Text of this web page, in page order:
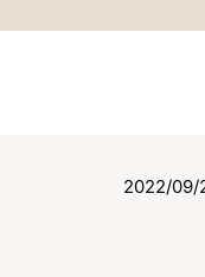
2022/09/